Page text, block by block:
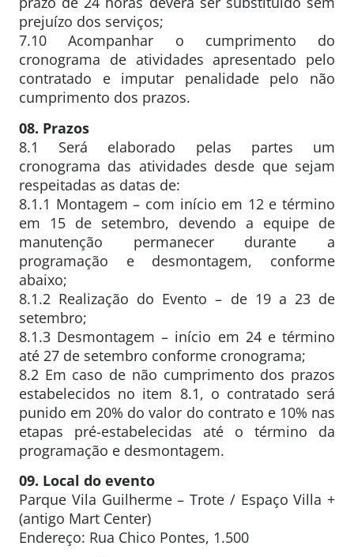
prejuízo dos serviços;
7.10 Acompanhar o cumprimento do
cronograma de atividades apresentado pelo
contratado e imputar penalidade pelo não
cumprimento dos prazos.
08. Prazos
8.1 Será elaborado pelas partes um
cronograma das atividades desde que sejam
respeitadas as datas de:
8.1.1 Montagem – com início em 12 e término
em 15 de setembro, devendo a equipe de
manutenção permanecer durante a
programação e desmontagem, conforme
abaixo;
8.1.2 Realização do Evento – de 19 a 23 de
setembro;
8.1.3 Desmontagem – início em 24 e término
até 27 de setembro conforme cronograma;
8.2 Em caso de não cumprimento dos prazos
estabelecidos no item 8.1, o contratado será
punido em 20% do valor do contrato e 10% nas
etapas pré-estabelecidas até o término da
programação e desmontagem.
09. Local do evento
Parque Vila Guilherme – Trote / Espaço Villa +
(antigo Mart Center)
Endereço: Rua Chico Pontes, 1.500